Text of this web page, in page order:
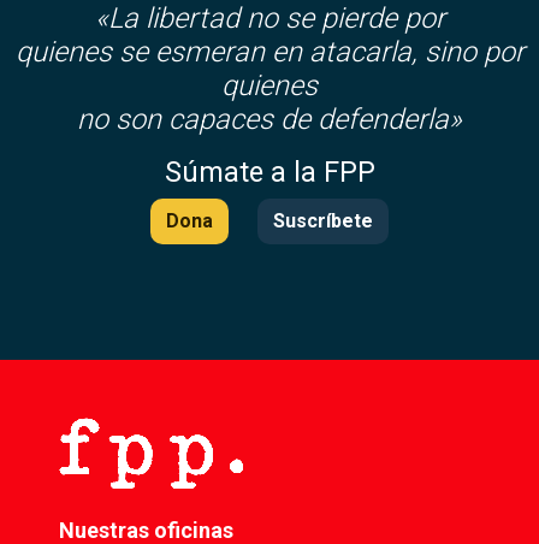
«La libertad no se pierde por
quienes se esmeran en atacarla, sino por
quienes
no son capaces de defenderla»
Súmate a la FPP
Dona Suscríbete
Nuestras oficinas